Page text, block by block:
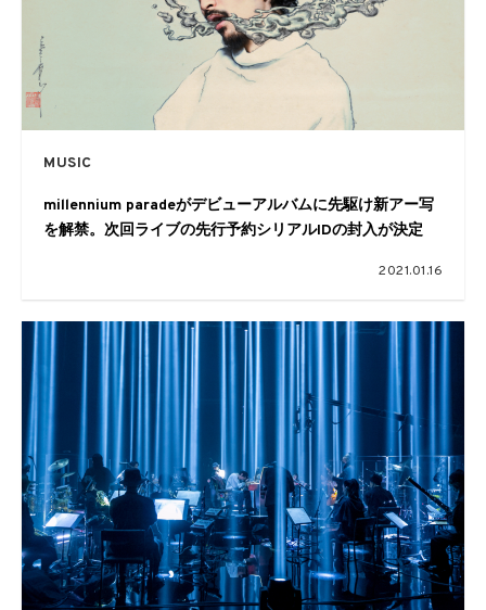
MUSIC
millennium paradeがデビューアルバムに先駆け新アー写
を解禁。次回ライブの先行予約シリアルIDの封入が決定
2021.01.16